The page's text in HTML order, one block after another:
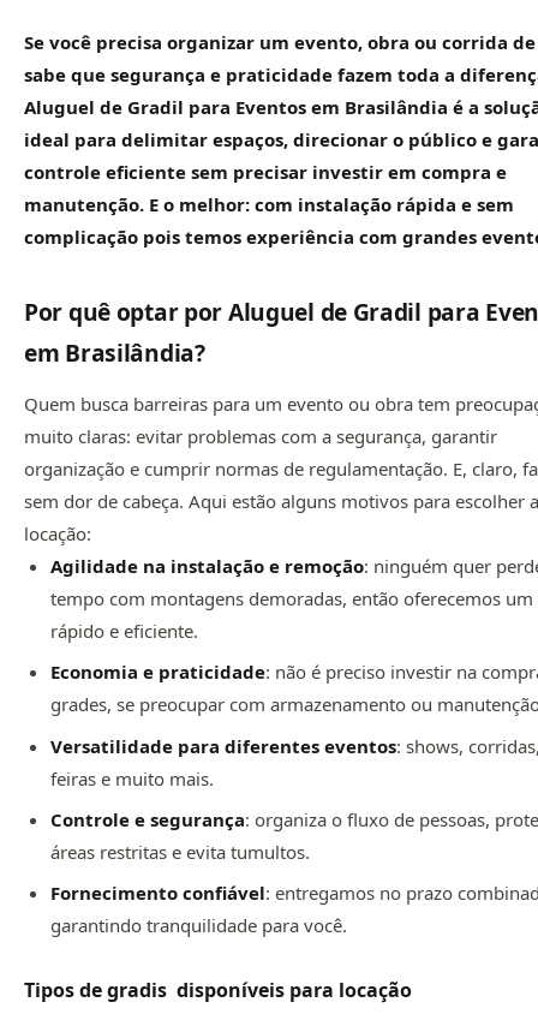
Se você precisa organizar um evento, obra ou corrida
sabe que segurança e praticidade fazem toda a
Aluguel de Gradil para Eventos em Brasilândia é a
ideal para delimitar espaços, direcionar o público e
controle eficiente sem precisar investir em compra e
manutenção. E o melhor: com instalação rápida e sem
complicação pois temos experiência com grandes
Por quê optar por Aluguel de Gradil para
em Brasilândia?
Quem busca barreiras para um evento ou obra tem
muito claras: evitar problemas com a segurança, garantir
organização e cumprir normas de regulamentação. E, claro,
sem dor de cabeça. Aqui estão alguns motivos para escolher a
locação:
Agilidade na instalação e remoção: ninguém quer
tempo com montagens demoradas, então oferecemos um
rápido e eficiente.
Economia e praticidade: não é preciso investir na
grades, se preocupar com armazenamento ou
Versatilidade para diferentes eventos: shows,
feiras e muito mais.
Controle e segurança: organiza o fluxo de pessoas,
áreas restritas e evita tumultos.
Fornecimento confiável: entregamos no prazo
garantindo tranquilidade para você.
Tipos de gradis disponíveis para locação